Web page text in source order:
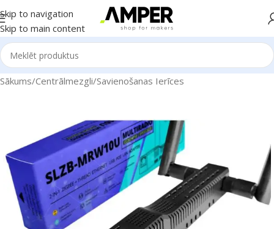
Skip to navigation
Skip to main content
Sākums/Centrālmezgli/Savienošanas Ierīces